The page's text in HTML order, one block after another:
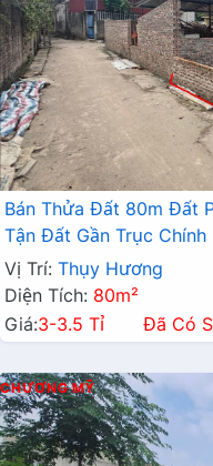
Bán Thửa Đất 80m Đất
Tận Đất Gần Trục
Vị Trí: Thụy Hương
Diện Tích: 80m²
Giá:3-3.5 Tỉ Đã Có
CHƯƠNG MỸ